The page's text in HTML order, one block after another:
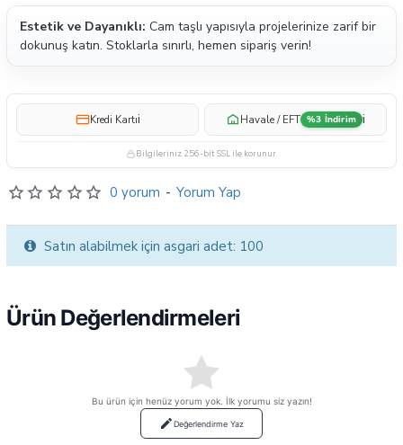
Estetik ve Dayanıklı: Cam taşlı yapısıyla projelerinize zarif bir
dokunuş katın. Stoklarla sınırlı, hemen sipariş verin!
Kredi Kartıi Havale / EFT %3 İndirim i
Bilgileriniz 256-bit SSL ile korunur
0 yorum - Yorum Yap
Satın alabilmek için asgari adet: 100
Ürün Değerlendirmeleri
Bu ürün için henüz yorum yok. İlk yorumu siz yazın!
Değerlendirme Yaz